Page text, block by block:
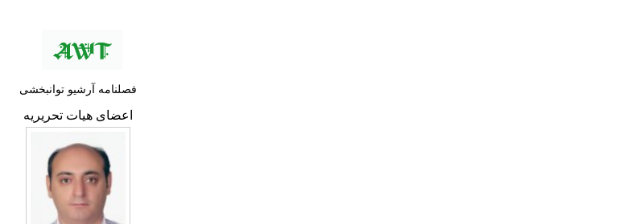
فصلنامه آرشیو توانبخشی
اعضای هیات تحریریه